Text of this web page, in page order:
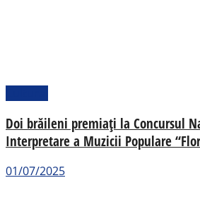
Doi brăileni premiați la Concursul
Interpretare a Muzicii Populare
01/07/2025